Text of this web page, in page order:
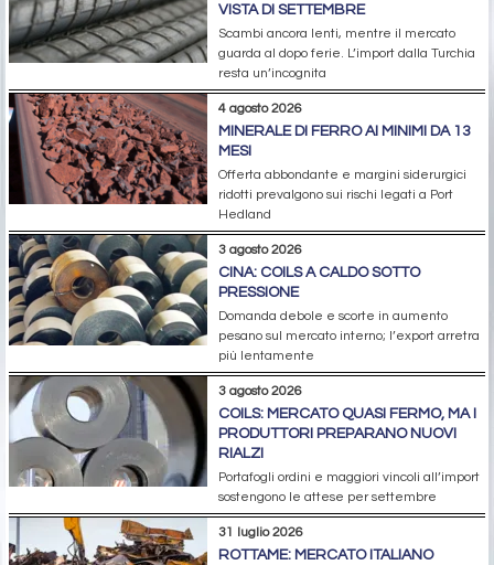
VISTA DI SETTEMBRE
Scambi ancora lenti, mentre il mercato
guarda al dopo ferie. L’import dalla Turchia
resta un’incognita
4 agosto 2026
MINERALE DI FERRO AI MINIMI DA 13
MESI
Offerta abbondante e margini siderurgici
ridotti prevalgono sui rischi legati a Port
Hedland
3 agosto 2026
CINA: COILS A CALDO SOTTO
PRESSIONE
Domanda debole e scorte in aumento
pesano sul mercato interno; l’export arretra
più lentamente
3 agosto 2026
COILS: MERCATO QUASI FERMO, MA I
PRODUTTORI PREPARANO NUOVI
RIALZI
Portafogli ordini e maggiori vincoli all’import
sostengono le attese per settembre
31 luglio 2026
ROTTAME: MERCATO ITALIANO